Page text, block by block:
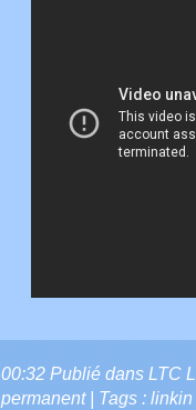
00:32 Publié dans LTC
permanent| Tags : linkin